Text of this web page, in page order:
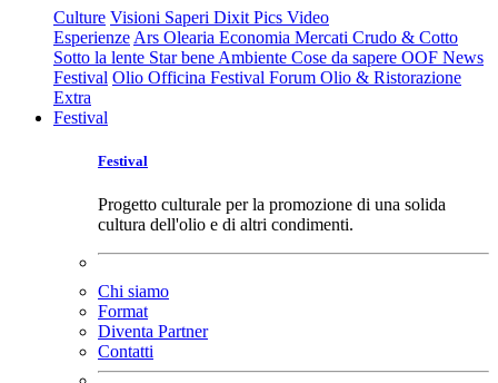
Culture Visioni Saperi Dixit Pics Video
Esperienze Ars Olearia Economia Mercati Crudo & Cotto
Sotto la lente Star bene Ambiente Cose da sapere OOF News
Festival Olio Officina Festival Forum Olio & Ristorazione
Extra
Festival
Festival
Progetto culturale per la promozione di una solida
cultura dell'olio e di altri condimenti.
Chi siamo
Format
Diventa Partner
Contatti